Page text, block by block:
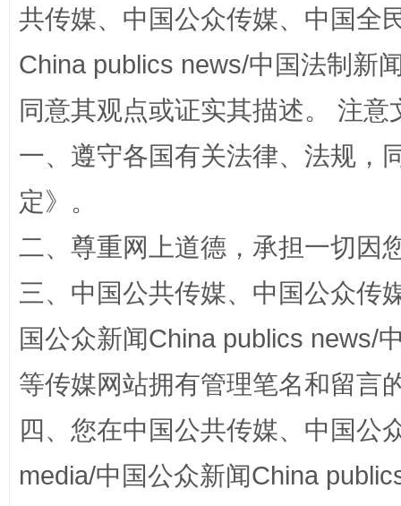
解纷+调解+退费，一次搞定
站台名比不上好声名
共传媒、中国公众传媒、中国全
China publics news/中国法制新
同意其观点或证实其描述。 注
一、遵守各国有关法律、法规，
定》。
二、尊重网上道德，承担一切因
三、中国公共传媒、中国公众传
国公众新闻China publics news/
等传媒网站拥有管理笔名和留言
四、您在中国公共传媒、中国公
media/中国公众新闻China